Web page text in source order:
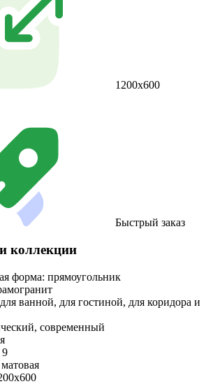
1200x600
Быстрый заказ
коллекции
форма: прямоугольник
для ванной, для гостиной, для коридора и
современный
9
матовая